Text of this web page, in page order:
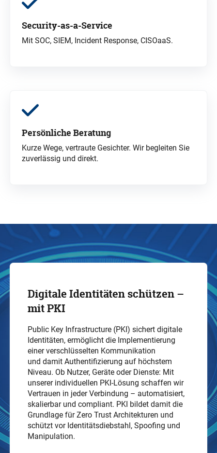
Security-as-a-Service
Mit SOC, SIEM, Incident Response, CISOaaS.
Persönliche Beratung
Kurze Wege, vertraute Gesichter. Wir begleiten Sie
zuverlässig und direkt.
Digitale Identitäten schützen –
mit PKI
Public Key Infrastructure (PKI) sichert digitale
Identitäten, ermöglicht die Implementierung
einerverschlüsselten Kommunikation
und damit Authentifizierung auf höchstem
Niveau. Ob Nutzer, Geräte oder Dienste: Mit
unserer individuell en PKI-Lösung schaffen wir
Vertrauen in jeder Verbindung – automatisiert,
skalierbar und compliant. PKI bildet damit die
Grundlage für Zero Trust Architekturen und
schützt vor Identitätsdiebstahl, Spoofing und
Manipulation.